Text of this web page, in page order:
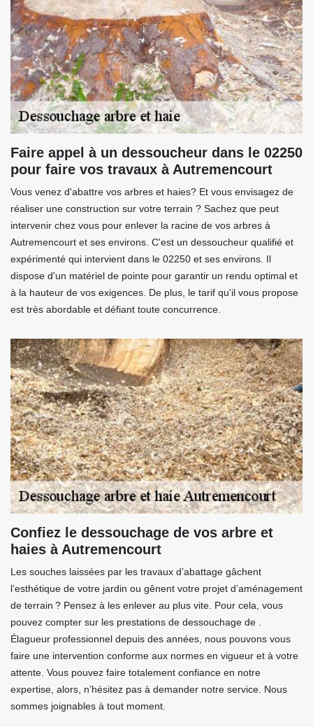
Faire appel à un dessoucheur dans le 02250
pour faire vos travaux à Autremencourt
Vous venez d'abattre vos arbres et haies? Et vous envisagez de
réaliser une construction sur votre terrain ? Sachez que peut
intervenir chez vous pour enlever la racine de vos arbres à
Autremencourt et ses environs. C'est un dessoucheur qualifié et
expérimenté qui intervient dans le 02250 et ses environs. Il
dispose d'un matériel de pointe pour garantir un rendu optimal et
à la hauteur de vos exigences. De plus, le tarif qu'il vous propose
est très abordable et défiant toute concurrence.
Confiez le dessouchage de vos arbre et
haies à Autremencourt
Les souches laissées par les travaux d’abattage gâchent
l’esthétique de votre jardin ou gênent votre projet d’aménagement
de terrain ? Pensez à les enlever au plus vite. Pour cela, vous
pouvez compter sur les prestations de dessouchage de .
Élagueur professionnel depuis des années, nous pouvons vous
faire une intervention conforme aux normes en vigueur et à votre
attente. Vous pouvez faire totalement confiance en notre
expertise, alors, n’hésitez pas à demander notre service. Nous
sommes joignables à tout moment.